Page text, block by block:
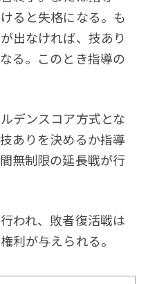
ると失格になる。も
出なければ、技あり
る。このとき指導の
デンスコア方式とな
ありを決めるか指導
無制限の延長戦が行
われ、敗者復活戦は
利が与えられる。